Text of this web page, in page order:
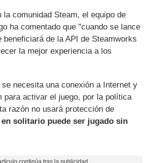
la comunidad Steam, el equipo de
ha comentado que "cuando se lance
beneficiará de la API de Steamworks
la mejor experiencia a los
necesita una conexión a Internet y
para activar el juego, por la política
razón no usará protección de
solitario puede ser jugado sin